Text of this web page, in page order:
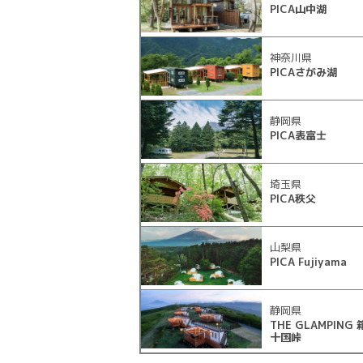
PICA山中湖
神奈川県
PICAさがみ湖
静岡県
PICA表富士
埼玉県
PICA秩父
山梨県
PICA Fujiyama
静岡県
THE GLAMPING
十国峠